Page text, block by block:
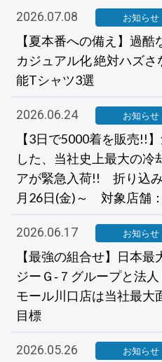
2026.07.08 お知らせ
【夏本番への備え】過
カジュアル化 絶対ハズ
能Tシャツ3選
2026.06.24 お知らせ
【3日で5000着を販売!!
した、当社史上最大の冷
アが緊急入荷!! 折り込
月26日(金)～ 対象店舗
2026.06.17 お知らせ
【最強の組合せ】日本
ジーＧ‐７グループと法
モール川口店は当社最大
目標
2026.05.26 お知らせ